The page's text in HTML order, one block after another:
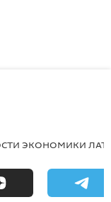
ЭКОНОМИКИ